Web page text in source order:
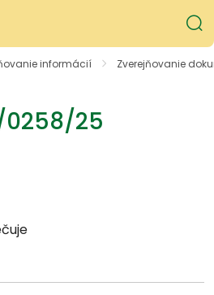
informácií Zverejňovanie
0258/25